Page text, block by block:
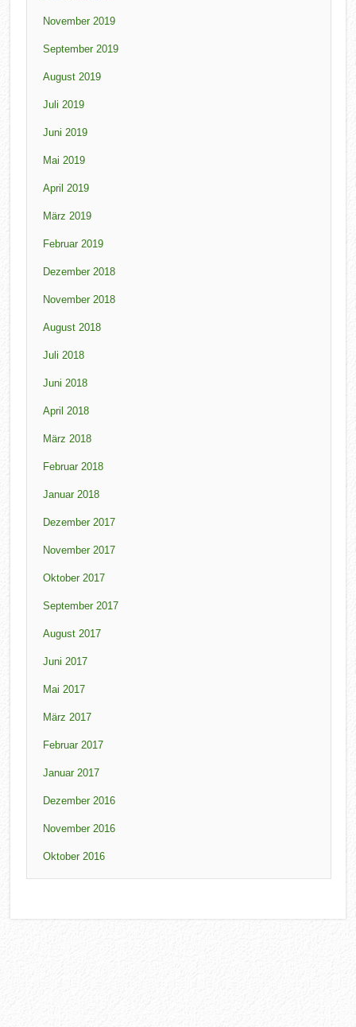
November 2019
September 2019
August 2019
Juli 2019
Juni 2019
Mai 2019
April 2019
März 2019
Februar 2019
Dezember 2018
November 2018
August 2018
Juli 2018
Juni 2018
April 2018
März 2018
Februar 2018
Januar 2018
Dezember 2017
November 2017
Oktober 2017
September 2017
August 2017
Juni 2017
Mai 2017
März 2017
Februar 2017
Januar 2017
Dezember 2016
November 2016
Oktober 2016